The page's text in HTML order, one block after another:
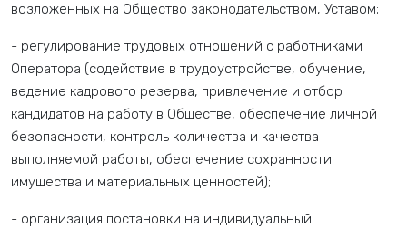
возложенных на Общество законодательством, Уставом;
- регулирование трудовых отношений с работниками
Оператора (содействие в трудоустройстве, обучение,
ведение кадрового резерва, привлечение и отбор
кандидатов на работу в Обществе, обеспечение личной
безопасности, контроль количества и качества
выполняемой работы, обеспечение сохранности
имущества и материальных ценностей);
- организация постановки на индивидуальный